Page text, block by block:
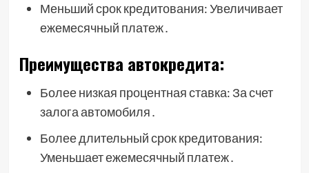
Меньший срок кредитования: Увеличивает
ежемесячный платеж․
Преимущества автокредита:
Более низкая процентная ставка: За счет
залога автомобиля․
Более длительный срок кредитования:
Уменьшает ежемесячный платеж․